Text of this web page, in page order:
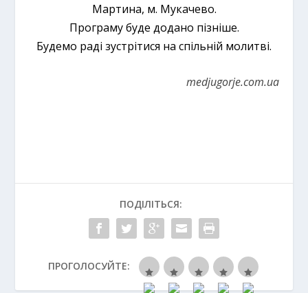
Мартина, м. Мукачево.
Програму буде додано пізніше.
Будемо раді зустрітися на спільній молитві.
medjugorje.com.ua
ПОДІЛІТЬСЯ:
ПРОГОЛОСУЙТЕ: